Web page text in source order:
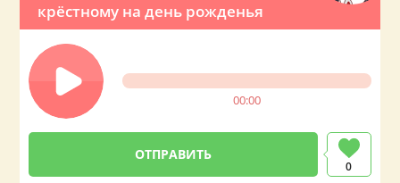
крёстному на день рожденья
00:00
0